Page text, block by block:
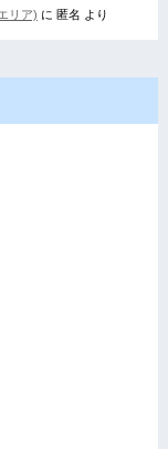
リア) に 匿名 より